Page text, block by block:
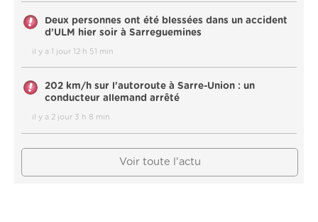
Deux personnes ont été blessées dans un accident
d’ULM hier soir à Sarreguemines
il y a 1 jour 12 h 51 min
202 km/h sur l'autoroute à Sarre-Union : un
conducteur allemand arrêté
il y a 2 jour 3 h 8 min
Voir toute l'actu